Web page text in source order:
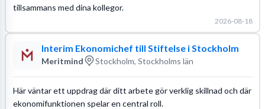
tillsammans med dina kollegor.
2026-08-18
Interim Ekonomichef till Stiftelse i Stockholm
Meritmind Stockholm, Stockholms län
Här väntar ett uppdrag där ditt arbete gör verklig skillnad och där
ekonomifunktionen spelar en central roll.